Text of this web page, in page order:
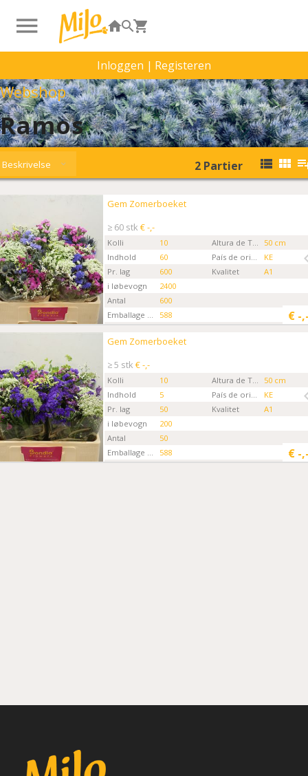
Inloggen | Registeren
Webshop
Ramos
Beskrivelse 2 Partier
Gem Zomerboeket
≥ 60 stk € -,-
Kolli 10 Altura de Tallo
50 cm
Indhold
60
KE
Pr. lag
600 Kvalitet
A1
i løbevogn
2400
Antal
600
588
€ -
Kies eerst een ordertype.
Gem Zomerboeket
≥ 5 stk € -,-
Kolli 10 Altura de Tallo
50 cm
Indhold
5
KE
Pr. lag
50 Kvalitet
A1
i løbevogn
200
Antal
50
588
€ -
Kies eerst een ordertype.